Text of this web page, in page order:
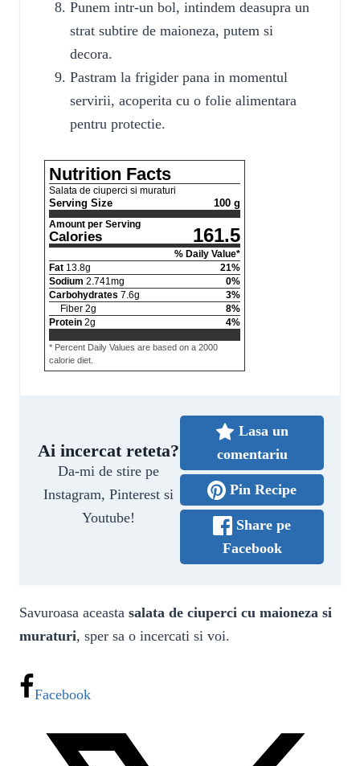
Punem intr-un bol, intindem deasupra un
strat subtire de maioneza, putem si
decora.
Pastram la frigider pana in momentul
servirii, acoperita cu o folie alimentara
pentru protectie.
Nutrition Facts
Salata de ciuperci si muraturi
Serving Size 100 g
Amount per Serving
Calories 161.5
% Daily Value*
Fat 13.8g 21%
Sodium 2.741mg 0%
Carbohydrates 7.6g 3%
Fiber 2g 8%
Protein 2g 4%
* Percent Daily Values are based on a 2000
calorie diet.
Ai incercat reteta?
Da-mi de stire pe
Instagram, Pinterest si
Youtube!
Lasa un
comentariu
Pin Recipe
Share pe
Facebook
Savuroasa aceasta salata de ciuperci cu maioneza si
muraturi, sper sa o incercati si voi.
Facebook